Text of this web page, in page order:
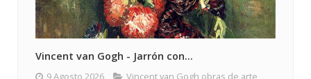
Vincent van Gogh - Jarrón con...
9 Agosto 2026
Vincent van Gogh obras de arte